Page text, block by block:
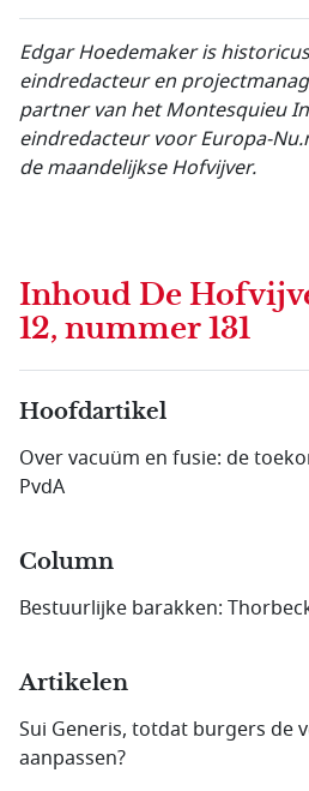
Edgar Hoedemaker is
eindredacteur en
partner van het Montesquieu
eindredacteur voor Europa-
de maandelijkse Hofvijver.
Inhoud De
12, nummer 131
Hoofdartikel
Over vacuüm en fusie: de
PvdA
Column
Bestuurlijke barakken:
Artikelen
Sui Generis, totdat burgers de
aanpassen?